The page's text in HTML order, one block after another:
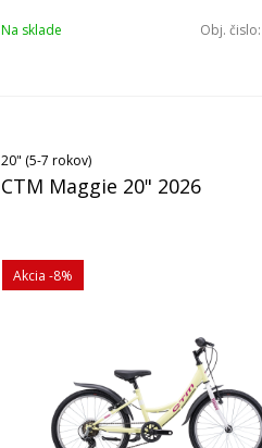
Na sklade Obj. čislo:
20" (5-7 rokov)
CTM Maggie 20" 2026
Akcia-8%